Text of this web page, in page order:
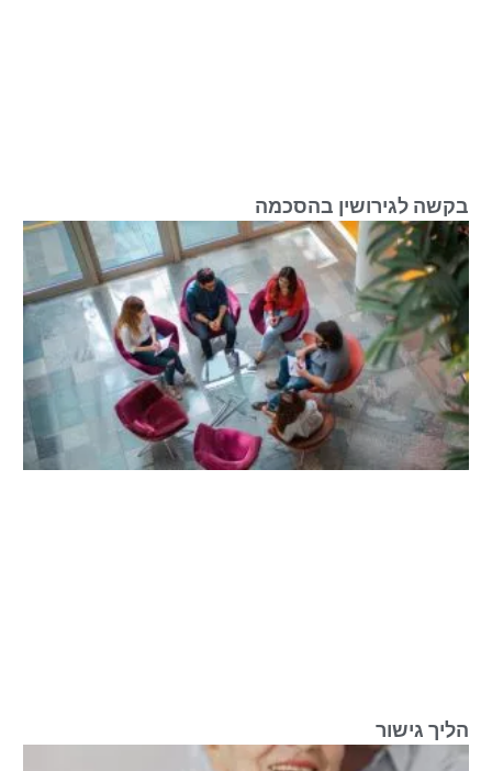
בקשה לגירושין בהסכמה
הליך גישור